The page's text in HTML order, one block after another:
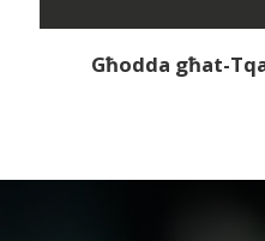
Għodda għat-